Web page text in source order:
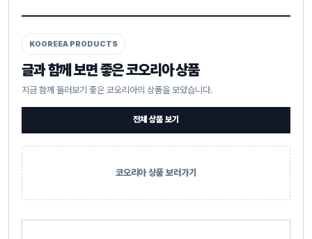
KOOREEA PRODUCTS
글과 함께 보면 좋은 코오리아 상품
지금 함께 둘러보기 좋은 코오리아의 상품을 모았습니다.
전체 상품 보기
코오리아 상품 보러가기